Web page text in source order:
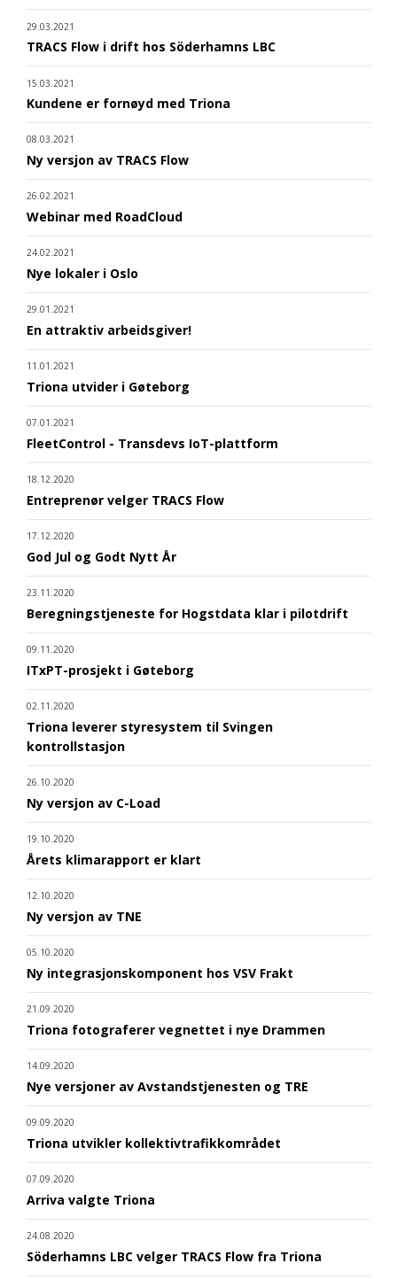
29.03.2021
TRACS Flow i drift hos Söderhamns LBC
15.03.2021
Kundene er fornøyd med Triona
08.03.2021
Ny versjon av TRACS Flow
26.02.2021
Webinar med RoadCloud
24.02.2021
Nye lokaler i Oslo
29.01.2021
En attraktiv arbeidsgiver!
11.01.2021
Triona utvider i Gøteborg
07.01.2021
FleetControl - Transdevs IoT-plattform
18.12.2020
Entreprenør velger TRACS Flow
17.12.2020
God Jul og Godt Nytt År
23.11.2020
Beregningstjeneste for Hogstdata klar i pilotdrift
09.11.2020
ITxPT-prosjekt i Gøteborg
02.11.2020
Triona leverer styresystem til Svingen
kontrollstasjon
26.10.2020
Ny versjon av C-Load
19.10.2020
Årets klimarapport er klart
12.10.2020
Ny versjon av TNE
05.10.2020
Ny integrasjonskomponent hos VSV Frakt
21.09.2020
Triona fotograferer vegnettet i nye Drammen
14.09.2020
Nye versjoner av Avstandstjenesten og TRE
09.09.2020
Triona utvikler kollektivtrafikkområdet
07.09.2020
Arriva valgte Triona
24.08.2020
Söderhamns LBC velger TRACS Flow fra Triona